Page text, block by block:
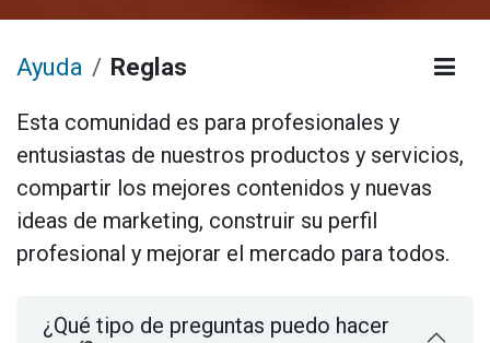
Ayuda Reglas
Esta comunidad es para profesionales y
entusiastas de nuestros productos y servicios,
compartir los mejores contenidos y nuevas
ideas de marketing, construir su perfil
profesional y mejorar el mercado para todos.
¿Qué tipo de preguntas puedo hacer